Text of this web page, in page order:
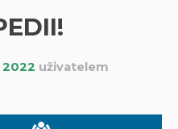
2022 uživatelem